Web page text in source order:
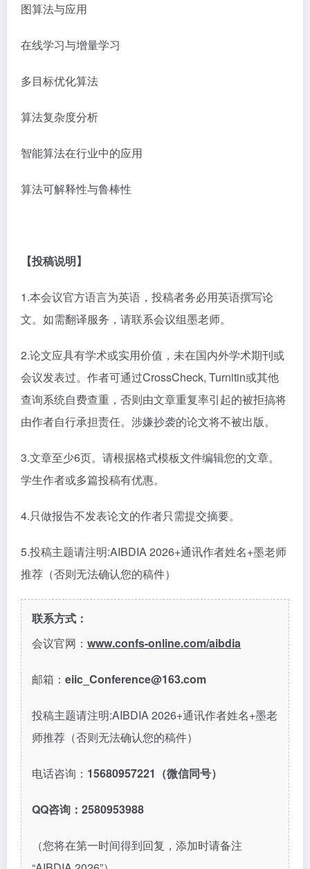
图算法与应用
在线学习与增量学习
多目标优化算法
算法复杂度分析
智能算法在行业中的应用
算法可解释性与鲁棒性
【投稿说明】
1.本会议官方语言为英语，投稿者务必用英语撰写论
文。如需翻译服务，请联系会议组墨老师。
2.论文应具有学术或实用价值，未在国内外学术期刊或
会议发表过。作者可通过CrossCheck, Turnitin或其他
查询系统自费查重，否则由文章重复率引起的被拒搞将
由作者自行承担责任。涉嫌抄袭的论文将不被出版。
3.文章至少6页。请根据格式模板文件编辑您的文章。
学生作者或多篇投稿有优惠。
4.只做报告不发表论文的作者只需提交摘要。
5.投稿主题请注明:AIBDIA 2026+通讯作者姓名+墨老师
推荐（否则无法确认您的稿件）
联系方式：
会议官网： www.confs-online.com/aibdia
邮箱： eiic_Conference@163.com
投稿主题请注明:AIBDIA 2026+通讯作者姓名+墨老
师推荐（否则无法确认您的稿件）
电话咨询： 15680957221（微信同号）
QQ咨询：2580953988
（您将在第一时间得到回复，添加时请备注